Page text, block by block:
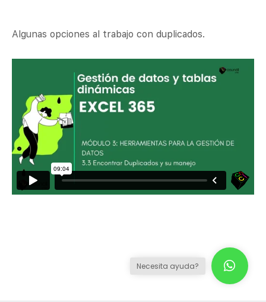
Algunas opciones al trabajo con duplicados.
Necesita ayuda?